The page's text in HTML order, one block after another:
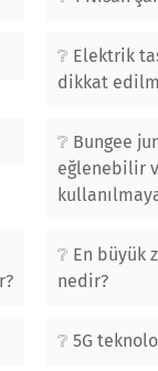
Elektrik
dikkat
Bungee
eğlenebilir
En büyük
nedir?
5G